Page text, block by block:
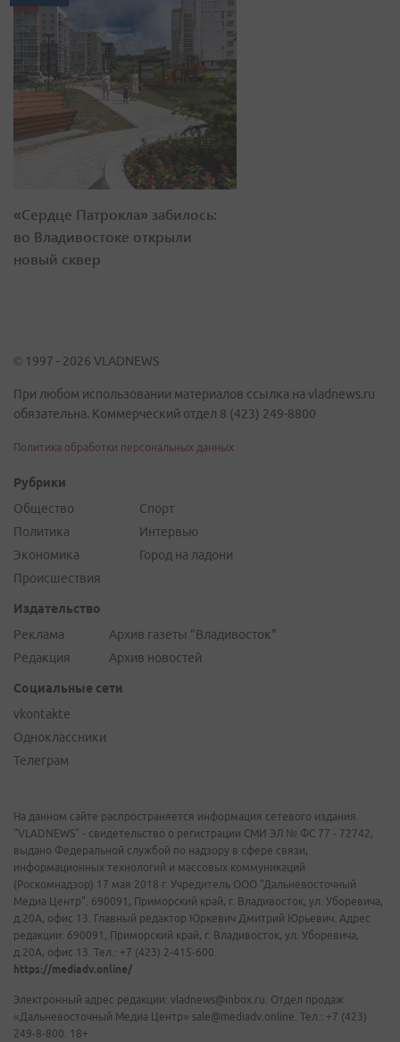
«Сердце Патрокла» забилось:
во Владивостоке открыли
новый сквер
© 1997 - 2026 VLADNEWS
При любом использовании материалов ссылка на vladnews.ru
обязательна. Коммерческий отдел 8 (423) 249-8800
Политика обработки персональных данных
Рубрики
Общество
Политика
Экономика
Происшествия
Спорт
Интервью
Город на ладони
Издательство
Реклама
Редакция
Архив газеты "Владивосток"
Архив новостей
Социальные сети
vkontakte
Одноклассники
Телеграм
На данном сайте распространяется информация сетевого издания
"VLADNEWS" - свидетельство о регистрации СМИ ЭЛ № ФС 77 - 72742,
выдано Федеральной службой по надзору в сфере связи,
информационных технологий и массовых коммуникаций
(Роскомнадзор) 17 мая 2018 г. Учредитель ООО "Дальневосточный
Медиа Центр". 690091, Приморский край, г. Владивосток, ул. Уборевича,
д.20А, офис 13. Главный редактор Юркевич Дмитрий Юрьевич. Адрес
редакции: 690091, Приморский край, г. Владивосток, ул. Уборевича,
д.20А, офис 13. Тел.: +7 (423) 2-415-600.
https://mediadv.online/
Электронный адрес редакции: vladnews@inbox.ru. Отдел продаж
«Дальневосточный Медиа Центр» sale@mediadv.online. Тел.: +7 (423)
249-8-800. 18+